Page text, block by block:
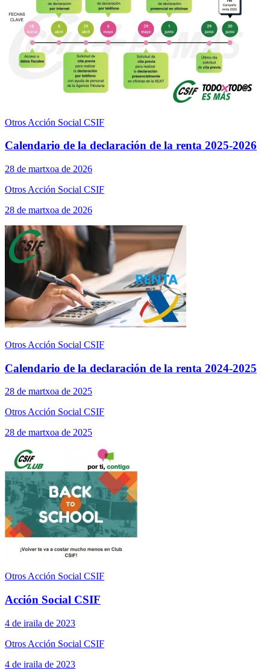
Otros Acción Social CSIF
Calendario de la declaración de la renta 2025-2026
28 de martxoa de 2026
Otros Acción Social CSIF
28 de martxoa de 2026
Otros Acción Social CSIF
Calendario de la declaración de la renta 2024-2025
28 de martxoa de 2025
Otros Acción Social CSIF
28 de martxoa de 2025
Otros Acción Social CSIF
Acción Social CSIF
4 de iraila de 2023
Otros Acción Social CSIF
4 de iraila de 2023